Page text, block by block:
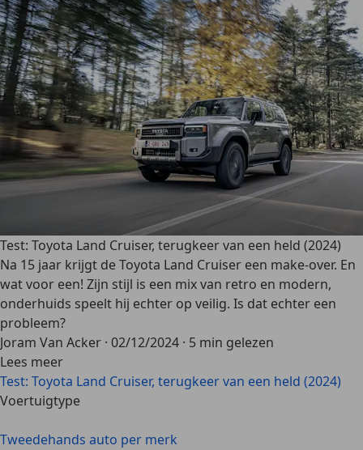
Test: Toyota Land Cruiser, terugkeer van een held (2024)
Na 15 jaar krijgt de Toyota Land Cruiser een make-over. En
wat voor een! Zijn stijl is een mix van retro en modern,
onderhuids speelt hij echter op veilig. Is dat echter een
probleem?
Joram Van Acker · 02/12/2024 · 5 min gelezen
Lees meer
Test: Toyota Land Cruiser, terugkeer van een held (2024)
Voertuigtype
Tweedehands auto per merk